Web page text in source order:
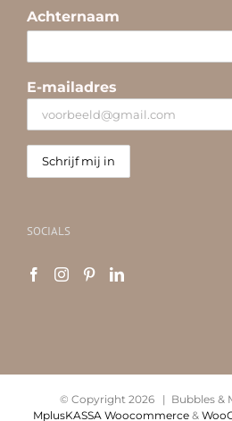
Achternaam
E-mailadres
SOCIALS
© Copyright 2026 | Bubbles &
MplusKASSA Woocommerce&